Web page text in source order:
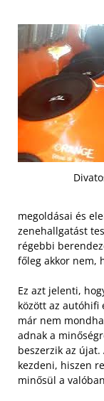
megoldásai és
zenehallgatást
régebbi
főleg akkor nem,
Ez azt jelenti,
között az autóhifi
már nem
adnak a
beszerzik az
kezdeni, hiszen
minősül a